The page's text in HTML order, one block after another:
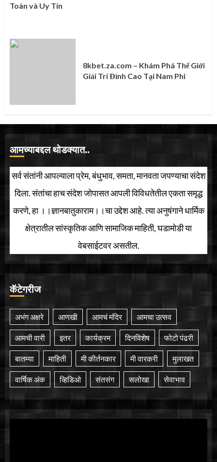
Toàn và Uy Tín
8kbet.za.com – Khám Phá Thế Giới
Giải Trí Đỉnh Cao Tại Nam Phi
आमच्याबद्दल थोडक्यात..
सर्व संतांनी आपल्याला प्रेम, बंधुभाव, समता, मानवता जपण्याचा संदेश
दिला. संतांचा हाच संदेश जोपासत आपली विविधतेतील एकता समृद्ध
करणे, हा ।।ज्ञानबातुकाराम।।चा उद्देश आहे. त्या अनुषंगाने धार्मिक
क्षेत्रातील सांस्कृतिक आणि सामाजिक माहिती, घडामोडी या
वेबसाईटवर असतील.
कॅटेगरीज
अभंग अक्षरे आणखी आमचं मंदिर आमचा उत्सव
आमची वारी इतर कार्यक्रम दिनविशेष फोटो पंढरी
बातम्या माहिती मी कीर्तनकार मी वारकरी मुलाखत
वार्षिक अंक व्हिडिओ संतसंग सलोखा सेवाभाव